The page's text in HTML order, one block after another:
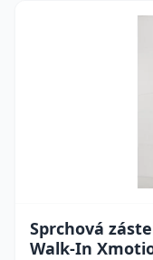
Sprchová
Walk-In